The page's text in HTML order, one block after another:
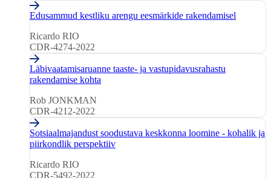
Edusammud kestliku arengu eesmärkide rakendamisel
Ricardo RIO
CDR-4274-2022
Läbivaatamisaruanne taaste- ja vastupidavusrahastu
rakendamise kohta
Rob JONKMAN
CDR-4212-2022
Sotsiaalmajandust soodustava keskkonna loomine - kohalik ja
piirkondlik perspektiiv
Ricardo RIO
CDR-5492-2022